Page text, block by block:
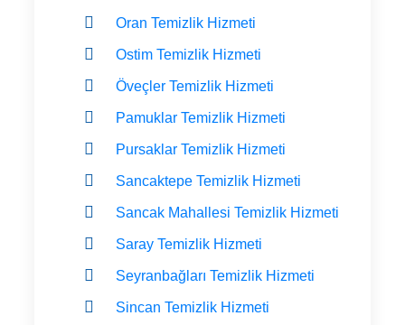
Oran Temizlik Hizmeti
Ostim Temizlik Hizmeti
Öveçler Temizlik Hizmeti
Pamuklar Temizlik Hizmeti
Pursaklar Temizlik Hizmeti
Sancaktepe Temizlik Hizmeti
Sancak Mahallesi Temizlik Hizmeti
Saray Temizlik Hizmeti
Seyranbağları Temizlik Hizmeti
Sincan Temizlik Hizmeti